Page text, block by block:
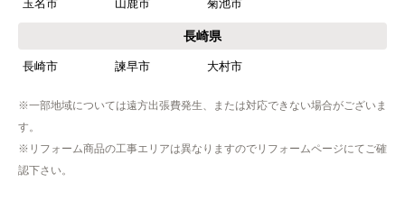
玉名市
山鹿市 菊池市
長崎県
長崎市 諫早市 大村市
※一部地域については遠方出張費発生、または対応できない場合がございま
す。
※リフォーム商品の工事エリアは異なりますのでリフォームページにてご確
認下さい。